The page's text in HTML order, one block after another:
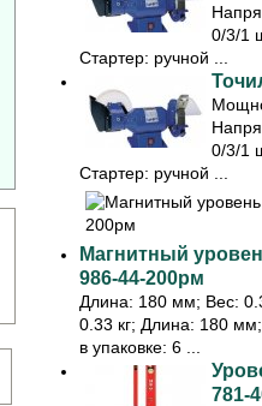
0/3/1
Стартер: ручной ...
0/3/1
Стартер: ручной ...
Магнитный
986-44-200рм
Длина: 180 мм; Вес:
0.33 кг; Длина: 180
в упаковке: 6 ...
781-